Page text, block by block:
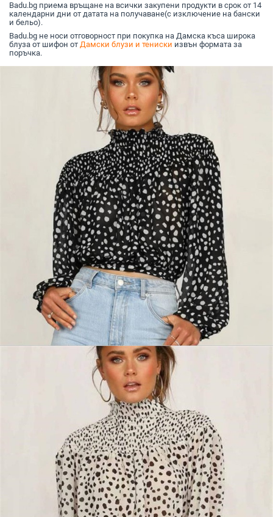
Badu.bg приема връщане на всички закупени продукти в срок от 14
календарни дни от датата на получаване(с изключение на бански
и бельо).
Badu.bg не носи отговорност при покупка на Дамска къса широка
блуза от шифон от Дамски блузи и тениски извън формата за
поръчка.